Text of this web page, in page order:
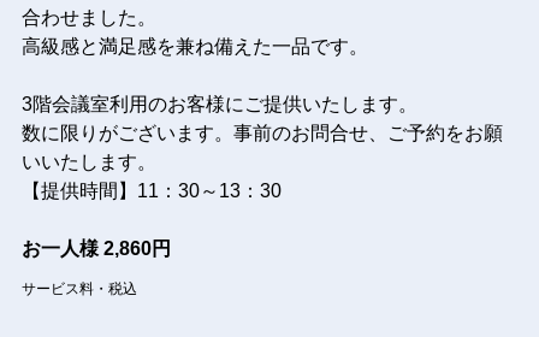
合わせました。
高級感と満足感を兼ね備えた一品です。
3階会議室利用のお客様にご提供いたします。
数に限りがございます。事前のお問合せ、ご予約をお願
いいたします。
【提供時間】11：30～13：30
お一人様 2,860円
サービス料・税込